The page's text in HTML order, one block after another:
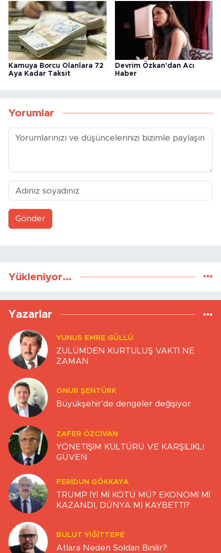
Kamuya Borcu Olanlara 72
Aya Kadar Taksit
Devrim Özkan'dan Acı
Haber
Yorumlar
Gönder
Yükleniyor...
Yazarlar
YUNUS EMRE GÜLLÜ
ZULÜMDEN KURTULUŞ VAKTİ NE
ZAMAN
ONUR ŞENTÜRK
Büyükşehir’de dengeler değişiyor
ZAFER ÖZCIVAN
YÖNETİŞİM KÜLTÜRÜ VE KARŞILIKLI
GÜVEN
FERIDUN GÖKKAYA
TRUMP İYİ Mİ KÖTÜ MÜ? EKONOMİ Mİ
KAZANDI, DÜNYA MI KAYBETTİ?
BULUT YİĞİTTEPE
Atlara Neden Soldan Binilir?